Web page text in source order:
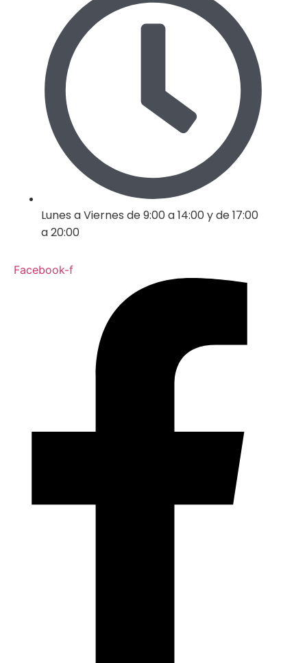
Lunes a Viernes de 9:00 a 14:00 y de 17:00
a 20:00
Facebook-f